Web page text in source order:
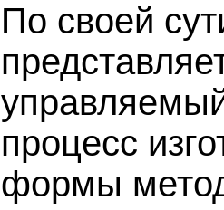
По своей
процесс
формы